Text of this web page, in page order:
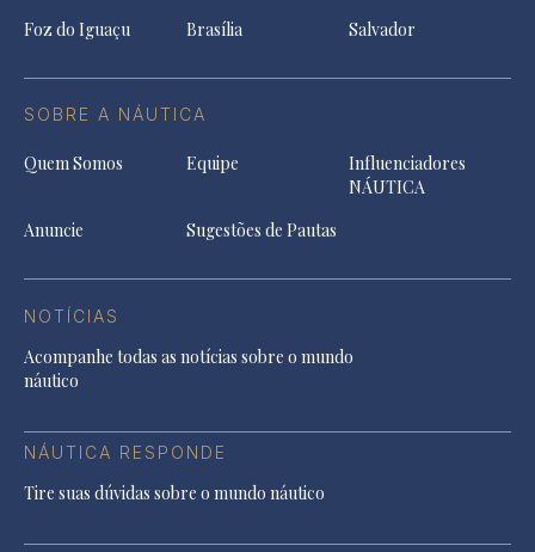
Foz do Iguaçu
Brasília Salvador
SOBRE A NÁUTICA
Quem Somos Equipe
Influenciadores
NÁUTICA
Anuncie
Sugestões de Pautas
NOTÍCIAS
Acompanhe todas as notícias sobre o mundo
náutico
NÁUTICA RESPONDE
Tire suas dúvidas sobre o mundo náutico